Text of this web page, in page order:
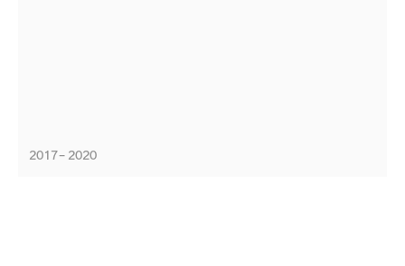
2017 – 2020